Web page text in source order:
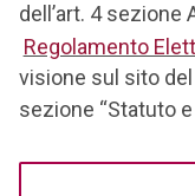
dell’art. 4 sezione
Regolamento
visione sul sito
sezione “Statuto